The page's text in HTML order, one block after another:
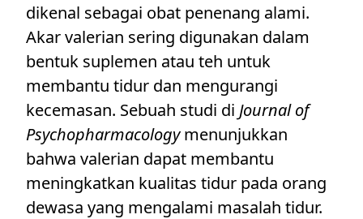
dikenal sebagai obat penenang alami.
Akar valerian sering digunakan dalam
bentuk suplemen atau teh untuk
membantu tidur dan mengurangi
kecemasan. Sebuah studi di Journal of
Psychopharmacologymenunjukkan
bahwa valerian dapat membantu
meningkatkan kualitas tidur pada orang
dewasa yang mengalami masalah tidur.